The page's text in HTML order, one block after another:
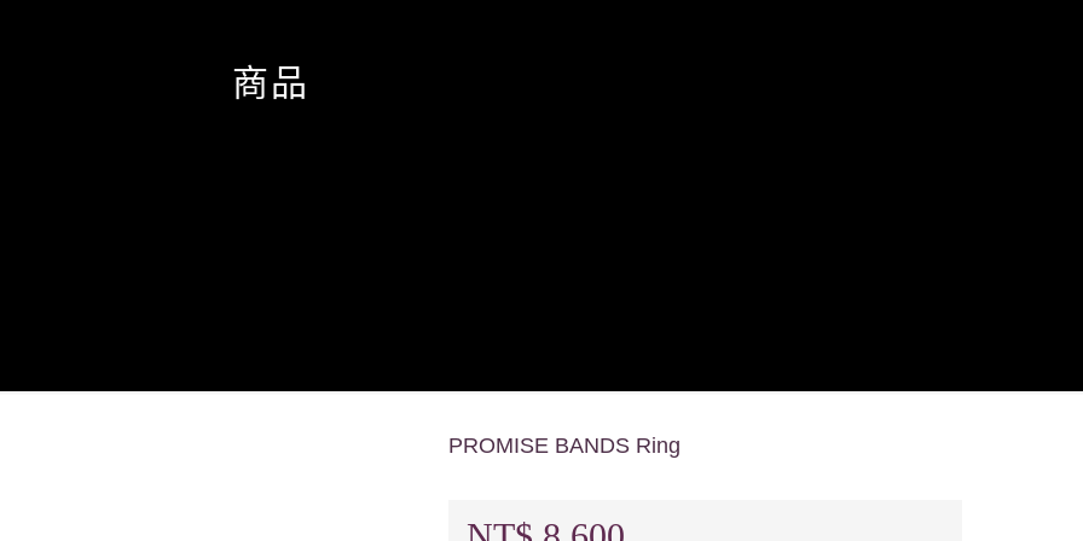
商品
PROMISE BANDS Ring